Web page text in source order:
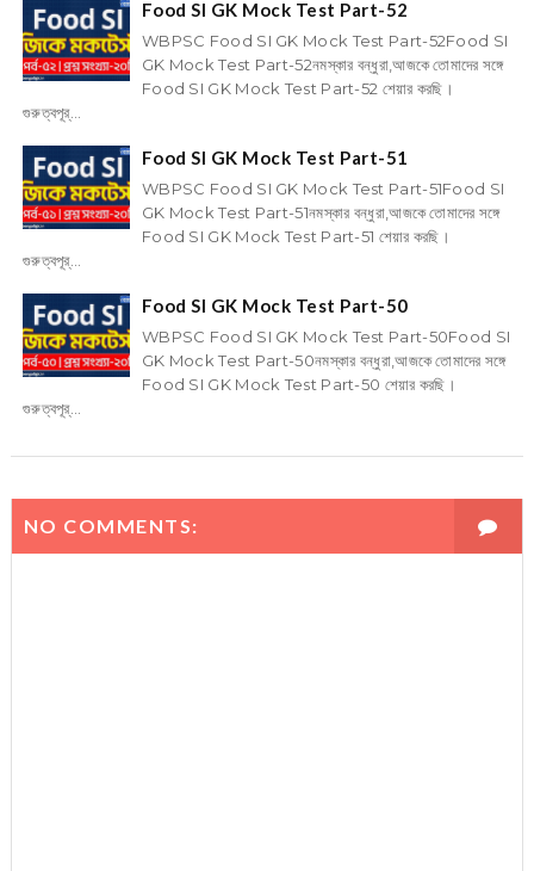
Food SI GK Mock Test Part-52
WBPSC Food SI GK Mock Test Part-52Food SI
GK Mock Test Part-52নমস্কার বন্ধুরা,আজকে তোমাদের সঙ্গে
Food SI GK Mock Test Part-52 শেয়ার করছি।
গুরুত্বপূর্...
Food SI GK Mock Test Part-51
WBPSC Food SI GK Mock Test Part-51Food SI
GK Mock Test Part-51নমস্কার বন্ধুরা,আজকে তোমাদের সঙ্গে
Food SI GK Mock Test Part-51 শেয়ার করছি।
গুরুত্বপূর্...
Food SI GK Mock Test Part-50
WBPSC Food SI GK Mock Test Part-50Food SI
GK Mock Test Part-50নমস্কার বন্ধুরা,আজকে তোমাদের সঙ্গে
Food SI GK Mock Test Part-50 শেয়ার করছি।
গুরুত্বপূর্...
NO COMMENTS: